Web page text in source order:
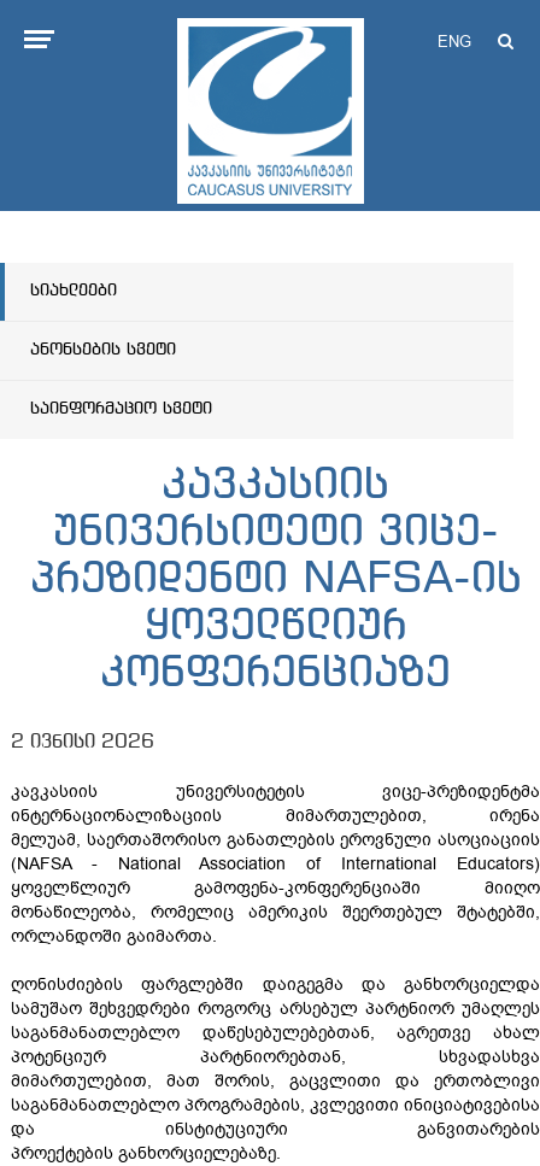
ENG
სიახლეები
ანონსების სვეტი
საინფორმაციო სვეტი
კავკასიის
უნივერსიტეტი ვიცე-
პრეზიდენტი NAFSA-ის
ყოველწლიურ
კონფერენციაზე
2 ივნისი 2026
კავკასიის უნივერსიტეტის ვიცე-პრეზიდენტმა
ინტერნაციონალიზაციის მიმართულებით, ირენა
მელუამ, საერთაშორისო განათლების ეროვნული ასოციაციის
(NAFSA - National Association of International Educators)
ყოველწლიურ გამოფენა-კონფერენციაში მიიღო
მონაწილეობა, რომელიც ამერიკის შეერთებულ შტატებში,
ორლანდოში გაიმართა.
ღონისძიების ფარგლებში დაიგეგმა და განხორციელდა
სამუშაო შეხვედრები როგორც არსებულ პარტნიორ უმაღლეს
საგანმანათლებლო დაწესებულებებთან, აგრეთვე ახალ
პოტენციურ პარტნიორებთან, სხვადასხვა
მიმართულებით, მათ შორის, გაცვლითი და ერთობლივი
საგანმანათლებლო პროგრამების, კვლევითი ინიციატივებისა
და ინსტიტუციური განვითარების
პროექტების განხორციელებაზე.